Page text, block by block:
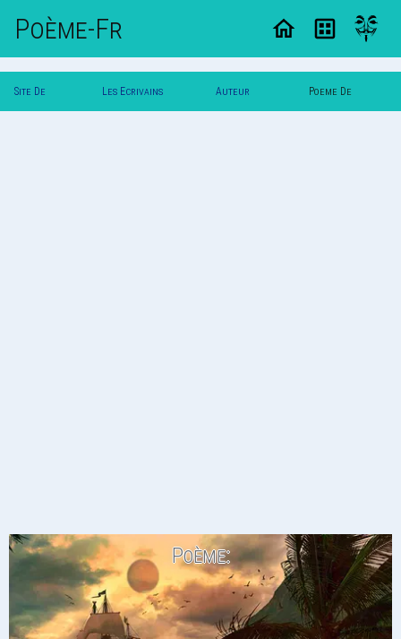
Poème-Fr
Site De Les Ecrivains Auteur Poeme De
Poème: